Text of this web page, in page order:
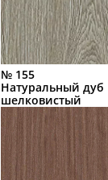
№ 155
Натуральный дуб
шелковистый